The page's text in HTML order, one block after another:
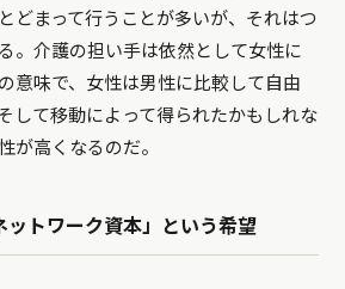
どまって行うことが多いが、それはつ
。介護の担い手は依然として女性に
意味で、女性は男性に比較して自由
して移動によって得られたかもしれな
が高くなるのだ。
ットワーク資本」という希望